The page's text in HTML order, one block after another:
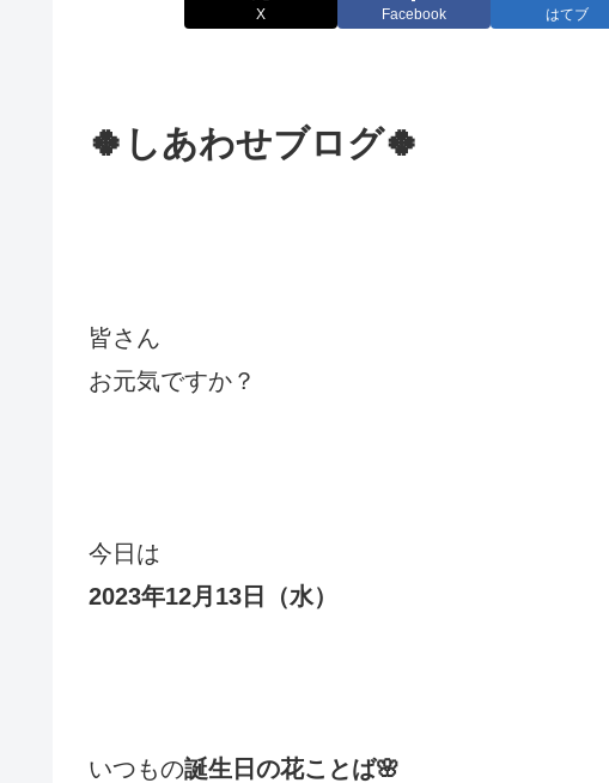
X Facebook はてブ
🍀しあわせブログ🍀
皆さん
お元気ですか？
今日は
2023年12月13日（水）
いつもの誕生日の花ことば🌸